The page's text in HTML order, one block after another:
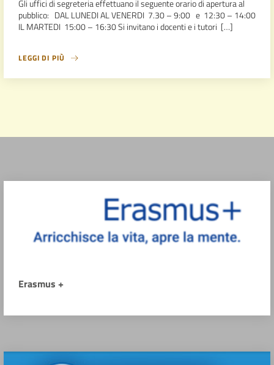
Gli uffici di segreteria effettuano il seguente orario di apertura al
pubblico: DAL LUNEDI AL VENERDI 7.30 – 9:00 e 12:30 – 14:00
IL MARTEDI 15:00 – 16:30 Si invitano i docenti e i tutori […]
LEGGI DI PIÙ
Erasmus +